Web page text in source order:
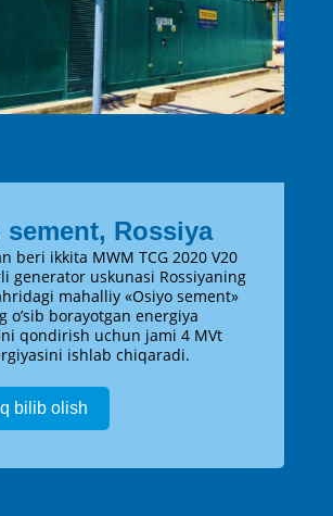
sement, Rossiya
beri ikkita MWM TCG 2020 V20
generator uskunasi Rossiyaning
mahalliy «Osiyo sement»
o’sib borayotgan energiya
qondirish uchun jami 4 MVt
ishlab chiqaradi.
bilib olish